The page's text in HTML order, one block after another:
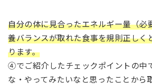
自分の体に見合ったエネルギー量（必
養バランスが取れた食事を規則正しく
ります。
④でご紹介したチェックポイントの中
な・やってみたいなと思ったことから